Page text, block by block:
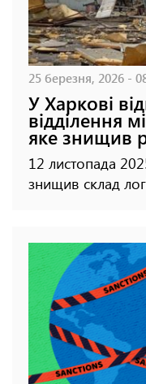
25 березня, 2026 -
У Харкові
відділення
яке знищив
12 листопада
знищив склад